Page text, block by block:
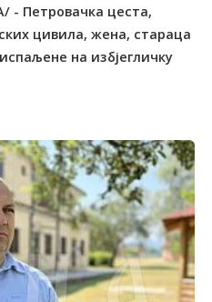
- Петровачка цеста,
цивила, жена, стараца
на избјегличку